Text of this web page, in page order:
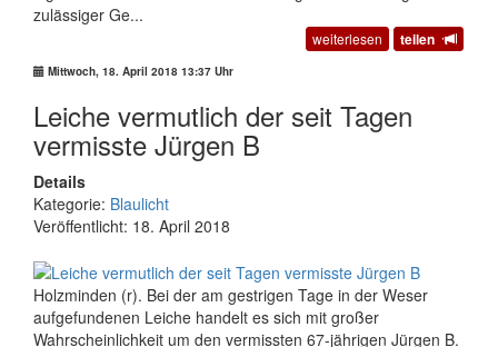
zulässiger Ge...
weiterlesen teilen
Mittwoch, 18. April 2018 13:37 Uhr
Leiche vermutlich der seit Tagen
vermisste Jürgen B
Details
Kategorie: Blaulicht
Veröffentlicht: 18. April 2018
Holzminden (r). Bei der am gestrigen Tage in der Weser
aufgefundenen Leiche handelt es sich mit großer
Wahrscheinlichkeit um den vermissten 67-jährigen Jürgen B.